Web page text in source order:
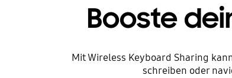
Booste
Mit Wireless Keyboard Sharing
schreiben oder